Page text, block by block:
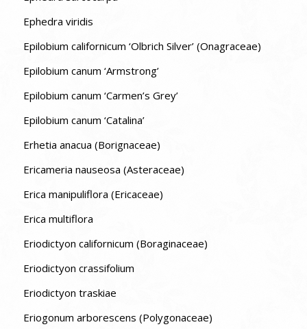
Ephedra viridis
Epilobium californicum ‘Olbrich Silver’ (Onagraceae)
Epilobium canum ‘Armstrong’
Epilobium canum ‘Carmen’s Grey’
Epilobium canum ‘Catalina’
Erhetia anacua (Borignaceae)
Ericameria nauseosa (Asteraceae)
Erica manipuliflora (Ericaceae)
Erica multiflora
Eriodictyon californicum (Boraginaceae)
Eriodictyon crassifolium
Eriodictyon traskiae
Eriogonum arborescens (Polygonaceae)